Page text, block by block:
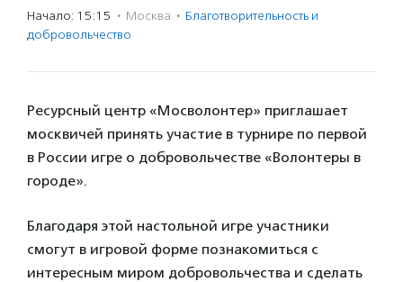
Начало: 15:15 · Москва · Благотвори­тель­ность и
доброволь­чест­во
Ресурсный центр «Мосволонтер» приглашает
москвичей принять участие в турнире по первой
в России игре о добровольчестве «Волонтеры в
городе».
Благодаря этой настольной игре участники
смогут в игровой форме познакомиться с
интересным миром добровольчества и сделать